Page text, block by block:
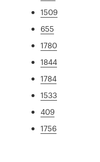
1509
655
1780
1844
1784
1533
409
1756